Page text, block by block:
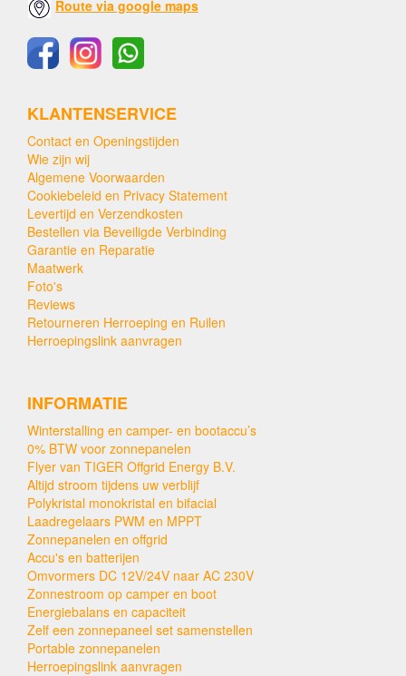
Route via google maps
KLANTENSERVICE
Contact en Openingstijden
Wie zijn wij
Algemene Voorwaarden
Cookiebeleid en Privacy Statement
Levertijd en Verzendkosten
Bestellen via Beveiligde Verbinding
Garantie en Reparatie
Maatwerk
Foto's
Reviews
Retourneren Herroeping en Ruilen
Herroepingslink aanvragen
INFORMATIE
Winterstalling en camper- en bootaccu’s
0% BTW voor zonnepanelen
Flyer van TIGER Offgrid Energy B.V.
Altijd stroom tijdens uw verblijf
Polykristal monokristal en bifacial
Laadregelaars PWM en MPPT
Zonnepanelen en offgrid
Accu's en batterijen
Omvormers DC 12V/24V naar AC 230V
Zonnestroom op camper en boot
Energiebalans en capaciteit
Zelf een zonnepaneel set samenstellen
Portable zonnepanelen
Herroepingslink aanvragen